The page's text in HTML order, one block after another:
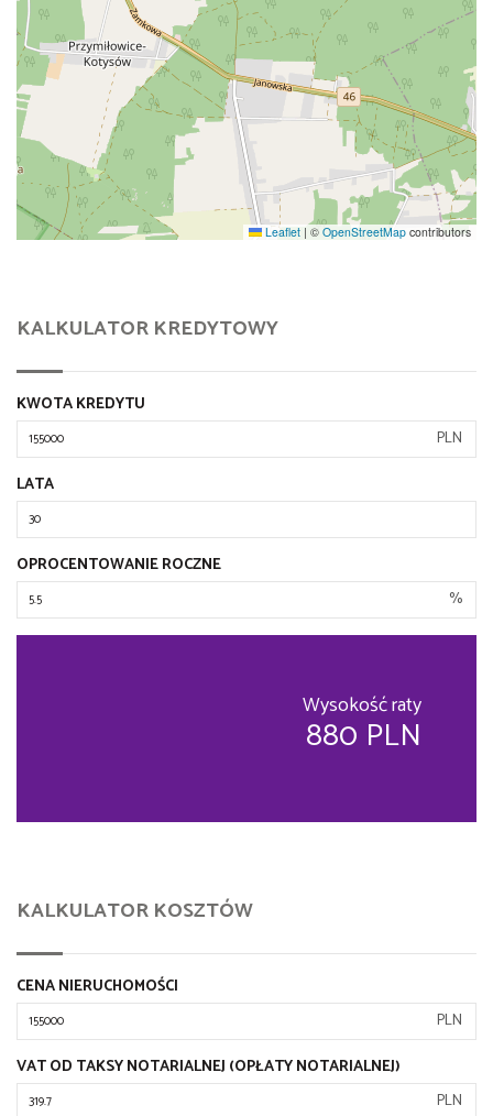
Leaflet | © OpenStreetMap contributors
KALKULATOR KREDYTOWY
KWOTA KREDYTU
PLN
LATA
OPROCENTOWANIE ROCZNE
%
Wysokość raty
880 PLN
KALKULATOR KOSZTÓW
CENA NIERUCHOMOŚCI
PLN
VAT OD TAKSY NOTARIALNEJ (OPŁATY NOTARIALNEJ)
PLN